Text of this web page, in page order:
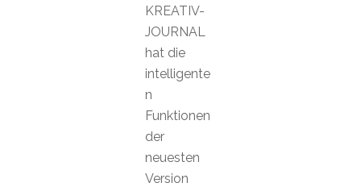
KREATIV-
JOURNAL
hat die
intelligente
n
Funktionen
der
neuesten
Version